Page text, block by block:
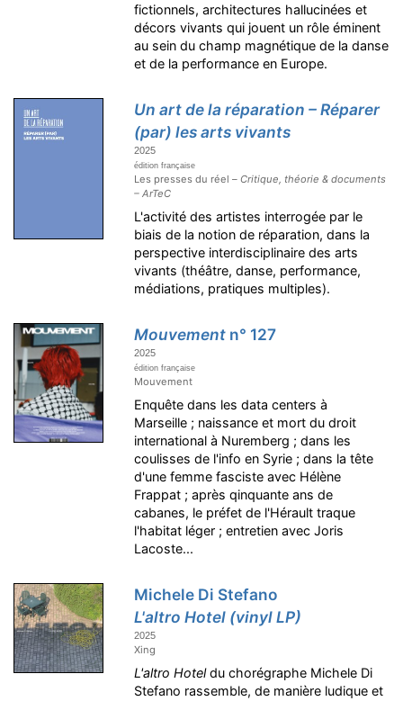
fictionnels, architectures hallucinées et
décors vivants qui jouent un rôle éminent
au sein du champ magnétique de la danse
et de la performance en Europe.
Un art de la réparation – Réparer
(par) les arts vivants
2025
édition française
Les presses du réel –Critique, théorie & documents
– ArTeC
L'activité des artistes interrogée par le
biais de la notion de réparation, dans la
perspective interdisciplinaire des arts
vivants (théâtre, danse, performance,
médiations, pratiques multiples).
Mouvement n° 127
2025
édition française
Mouvement
Enquête dans les data centers à
Marseille ; naissance et mort du droit
international à Nuremberg ; dans les
coulisses de l'info en Syrie ; dans la tête
d'une femme fasciste avec Hélène
Frappat ; après qinquante ans de
cabanes, le préfet de l'Hérault traque
l'habitat léger ; entretien avec Joris
Lacoste...
Michele Di Stefano
L'altro Hotel (vinyl LP)
2025
Xing
L'altro Hoteldu chorégraphe Michele Di
Stefano rassemble, de manière ludique et